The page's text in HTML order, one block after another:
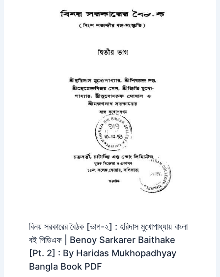
বিনয় সরকারের বৈঠক [ভাগ-২] : হরিদাস মুখোপাধ্যায় বাংলা
বই পিডিএফ | Benoy Sarkarer Baithake
[Pt. 2] : By Haridas Mukhopadhyay
Bangla Book PDF